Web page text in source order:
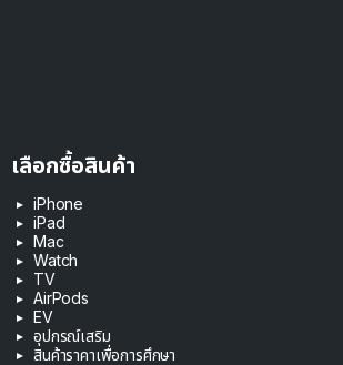
เลือกซื้อสินค้า
iPhone
iPad
Mac
Watch
TV
AirPods
EV
อุปกรณ์เสริม
สินค้าราคาเพื่อการศึกษา